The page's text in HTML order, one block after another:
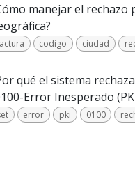
manejar el
codigo ciudad
qué el sistema
Error Inesperado
error pki 0100